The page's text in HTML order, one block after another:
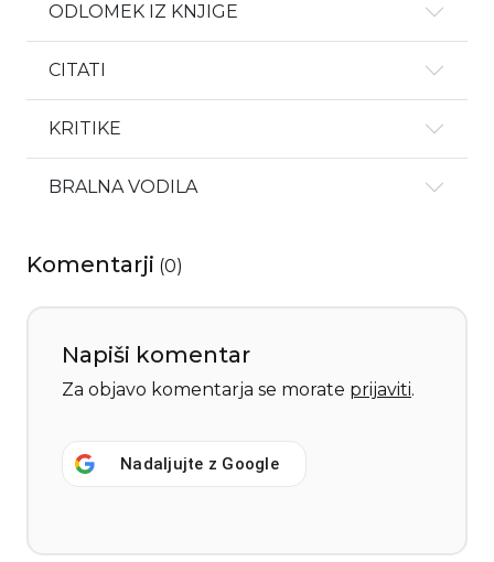
ODLOMEK IZ KNJIGE
CITATI
KRITIKE
BRALNA VODILA
Komentarji (0)
Napiši komentar
Za objavo komentarja se morate prijaviti.
Nadaljujte z Google